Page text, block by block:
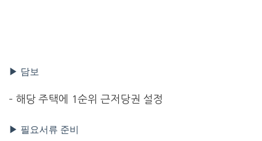
▶ 담보
– 해당 주택에 1순위 근저당권 설정
▶ 필요서류 준비